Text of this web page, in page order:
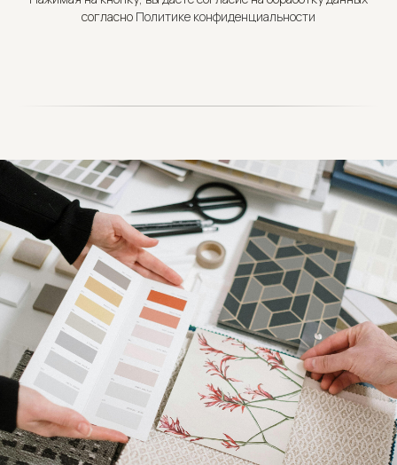
согласно Политике конфиденциальности